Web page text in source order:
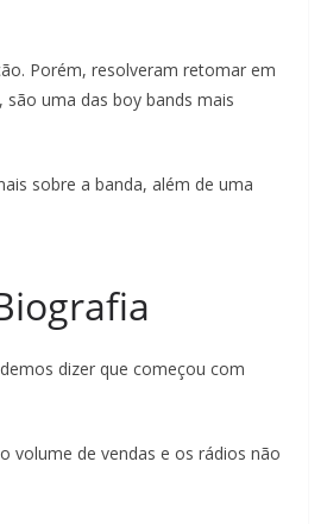
Porém, resolveram retomar em
uma das boy bands mais
sobre a banda, além de uma
dizer que começou com
volume de vendas e os rádios não